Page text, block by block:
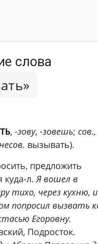
слова
, -зову, -зовешь; сов.,
вызывать).
предложить
куда-л.Я вошел в
тихо, через кухню, и
попросил вызвать
Егоровну.
Подросток.